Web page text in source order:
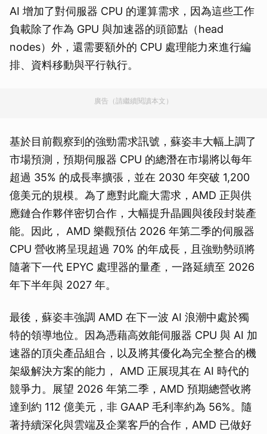
AI 增加了對伺服器 CPU 的運算需求，因為這些工作
負載除了作為 GPU 與加速器的頭節點（head
nodes）外，還需要額外的 CPU 處理能力來進行編
排、資料移動與平行執行。
廣告（請繼續閱讀本文）
基於目前觀察到的強勁需求訊號，蘇姿丰大幅上調了
市場預測，預期伺服器 CPU 的總潛在市場將以每年
超過 35% 的成長率擴張，並在 2030 年突破 1,200
億美元的規模。為了應對此龐大需求，AMD 正與供
應鏈合作夥伴密切合作，大幅提升晶圓與後段封裝產
能。因此， AMD 樂觀預估 2026 年第二季的伺服器
CPU 營收將呈現超過 70% 的年成長，且強勁勢頭將
隨著下一代 EPYC 處理器的量產，一路延續至 2026
年下半年與 2027 年。
最後，蘇姿丰強調 AMD 在下一波 AI 浪潮中處於獨
特的領導地位。因為憑藉高效能伺服器 CPU 與 AI 加
速器的頂尖產品組合，以及將其優化為完全整合的機
架級解決方案的能力， AMD 正展現其在 AI 時代的
競爭力。展望 2026 年第二季，AMD 預期總營收將
達到約 112 億美元，非 GAAP 毛利率約為 56%。隨
著持續深化與雲端及企業客戶的合作，AMD 已做好